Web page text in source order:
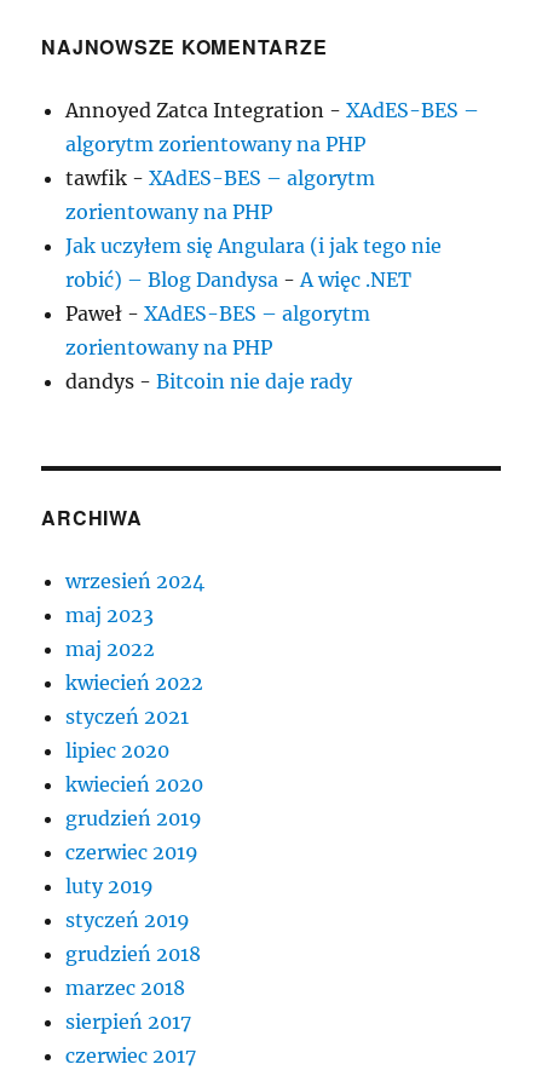
NAJNOWSZE KOMENTARZE
Annoyed Zatca Integration -XAdES-BES –
algorytm zorientowany na PHP
tawfik -XAdES-BES – algorytm
zorientowany na PHP
Jak uczyłem się Angulara (i jak tego nie
robić) – Blog Dandysa -A więc .NET
Paweł -XAdES-BES – algorytm
zorientowany na PHP
dandys -Bitcoin nie daje rady
ARCHIWA
wrzesień 2024
maj 2023
maj 2022
kwiecień 2022
styczeń 2021
lipiec 2020
kwiecień 2020
grudzień 2019
czerwiec 2019
luty 2019
styczeń 2019
grudzień 2018
marzec 2018
sierpień 2017
czerwiec 2017